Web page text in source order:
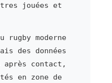
jouées et
rugby moderne
des données
après contact,
en zone de